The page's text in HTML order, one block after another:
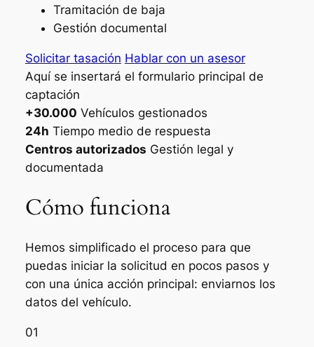
Tramitación de baja
Gestión documental
Solicitar tasación Hablar con un asesor
Aquí se insertará el formulario principal de
captación
+30.000 Vehículos gestionados
24h Tiempo medio de respuesta
Centros autorizados Gestión legal y
documentada
Cómo funciona
Hemos simplificado el proceso para que
puedas iniciar la solicitud en pocos pasos y
con una única acción principal: enviarnos los
datos del vehículo.
01